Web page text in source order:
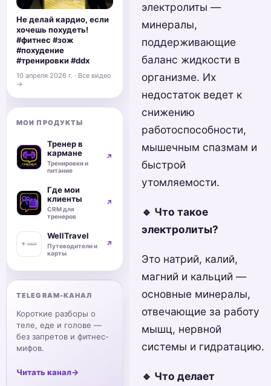
электролиты —
минералы,
поддерживающие
баланс жидкости в
организме. Их
недостаток ведет к
снижению
работоспособности,
мышечным спазмам и
быстрой
утомляемости.
🔹 Что такое
электролиты?
Это натрий, калий,
магний и кальций —
основные минералы,
отвечающие за работу
мышц, нервной
системы и гидратацию.
🔹 Что делает
Не делай кардио, если
хочешь похудеть!
#фитнес #зож
#похудение
#тренировки #ddx
10 апреля 2026 г. · Все видео
→
МОИ ПРОДУКТЫ
Тренер в
кармане
Тренировки и
питание
↗
Где мои
клиенты
CRM для
тренеров
↗
WellTravel
Путеводители и
карты
↗
TELEGRAM-КАНАЛ
Короткие разборы о
теле, еде и голове —
без запретов и фитнес-
мифов.
Читать канал→